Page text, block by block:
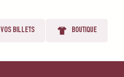
VOS BILLETS BOUTIQUE